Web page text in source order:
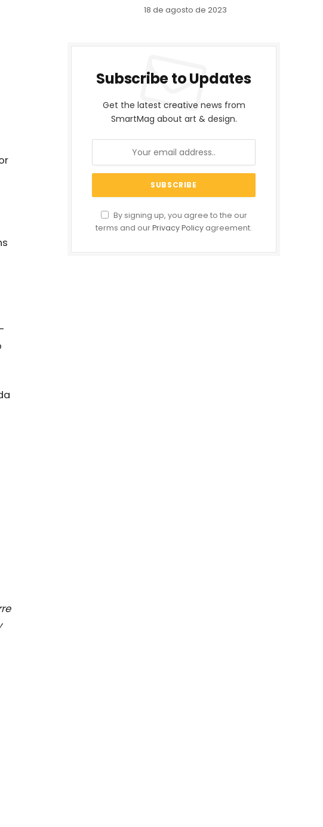
18 de agosto de 2023
Subscribe to Updates
Get the latest creative news from
SmartMag about art & design.
By signing up, you agree to the our
terms and ourPrivacy Policy agreement.